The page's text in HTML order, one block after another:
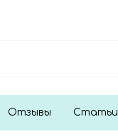
Отзывы Статьи